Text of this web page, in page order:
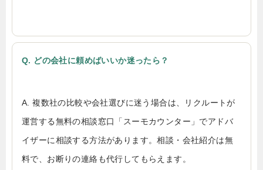
Q. どの会社に頼めばいいか迷ったら？
A. 複数社の比較や会社選びに迷う場合は、リクルートが
運営する無料の相談窓口「スーモカウンター」でアドバ
イザーに相談する方法があります。相談・会社紹介は無
料で、お断りの連絡も代行してもらえます。